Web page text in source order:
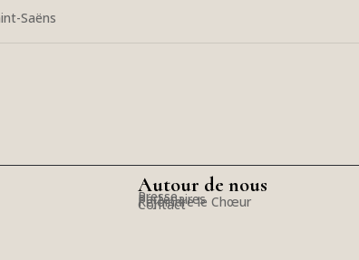
Saëns
Autour de nous
Presse
Partenaires
Rejoindre le Chœur
Contact